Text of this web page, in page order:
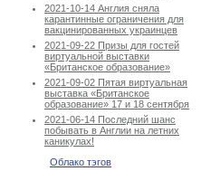
2021-10-14 Англия сняла
карантинные ограничения для
вакцинированных украинцев
2021-09-22 Призы для гостей
виртуальной выставки
«Британское образование»
2021-09-02 Пятая виртуальная
выставка «Британское
образование» 17 и 18 сентября
2021-06-14 Последний шанс
побывать в Англии на летних
каникулах!
Облако тэгов